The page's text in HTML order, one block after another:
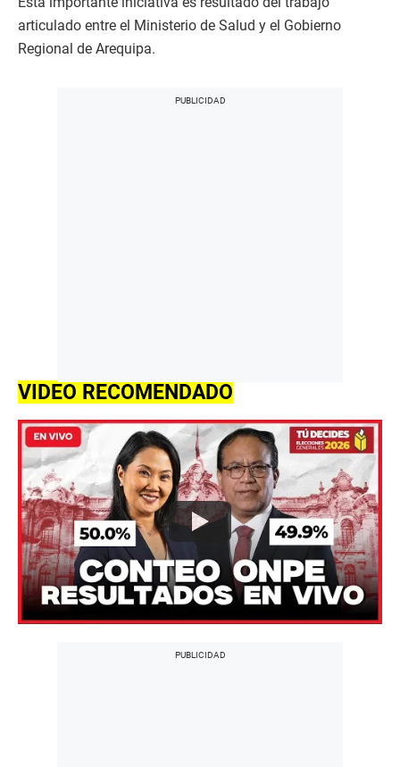
articulado entre el Ministerio de Salud y el Gobierno
Regional de Arequipa.
VIDEO RECOMENDADO